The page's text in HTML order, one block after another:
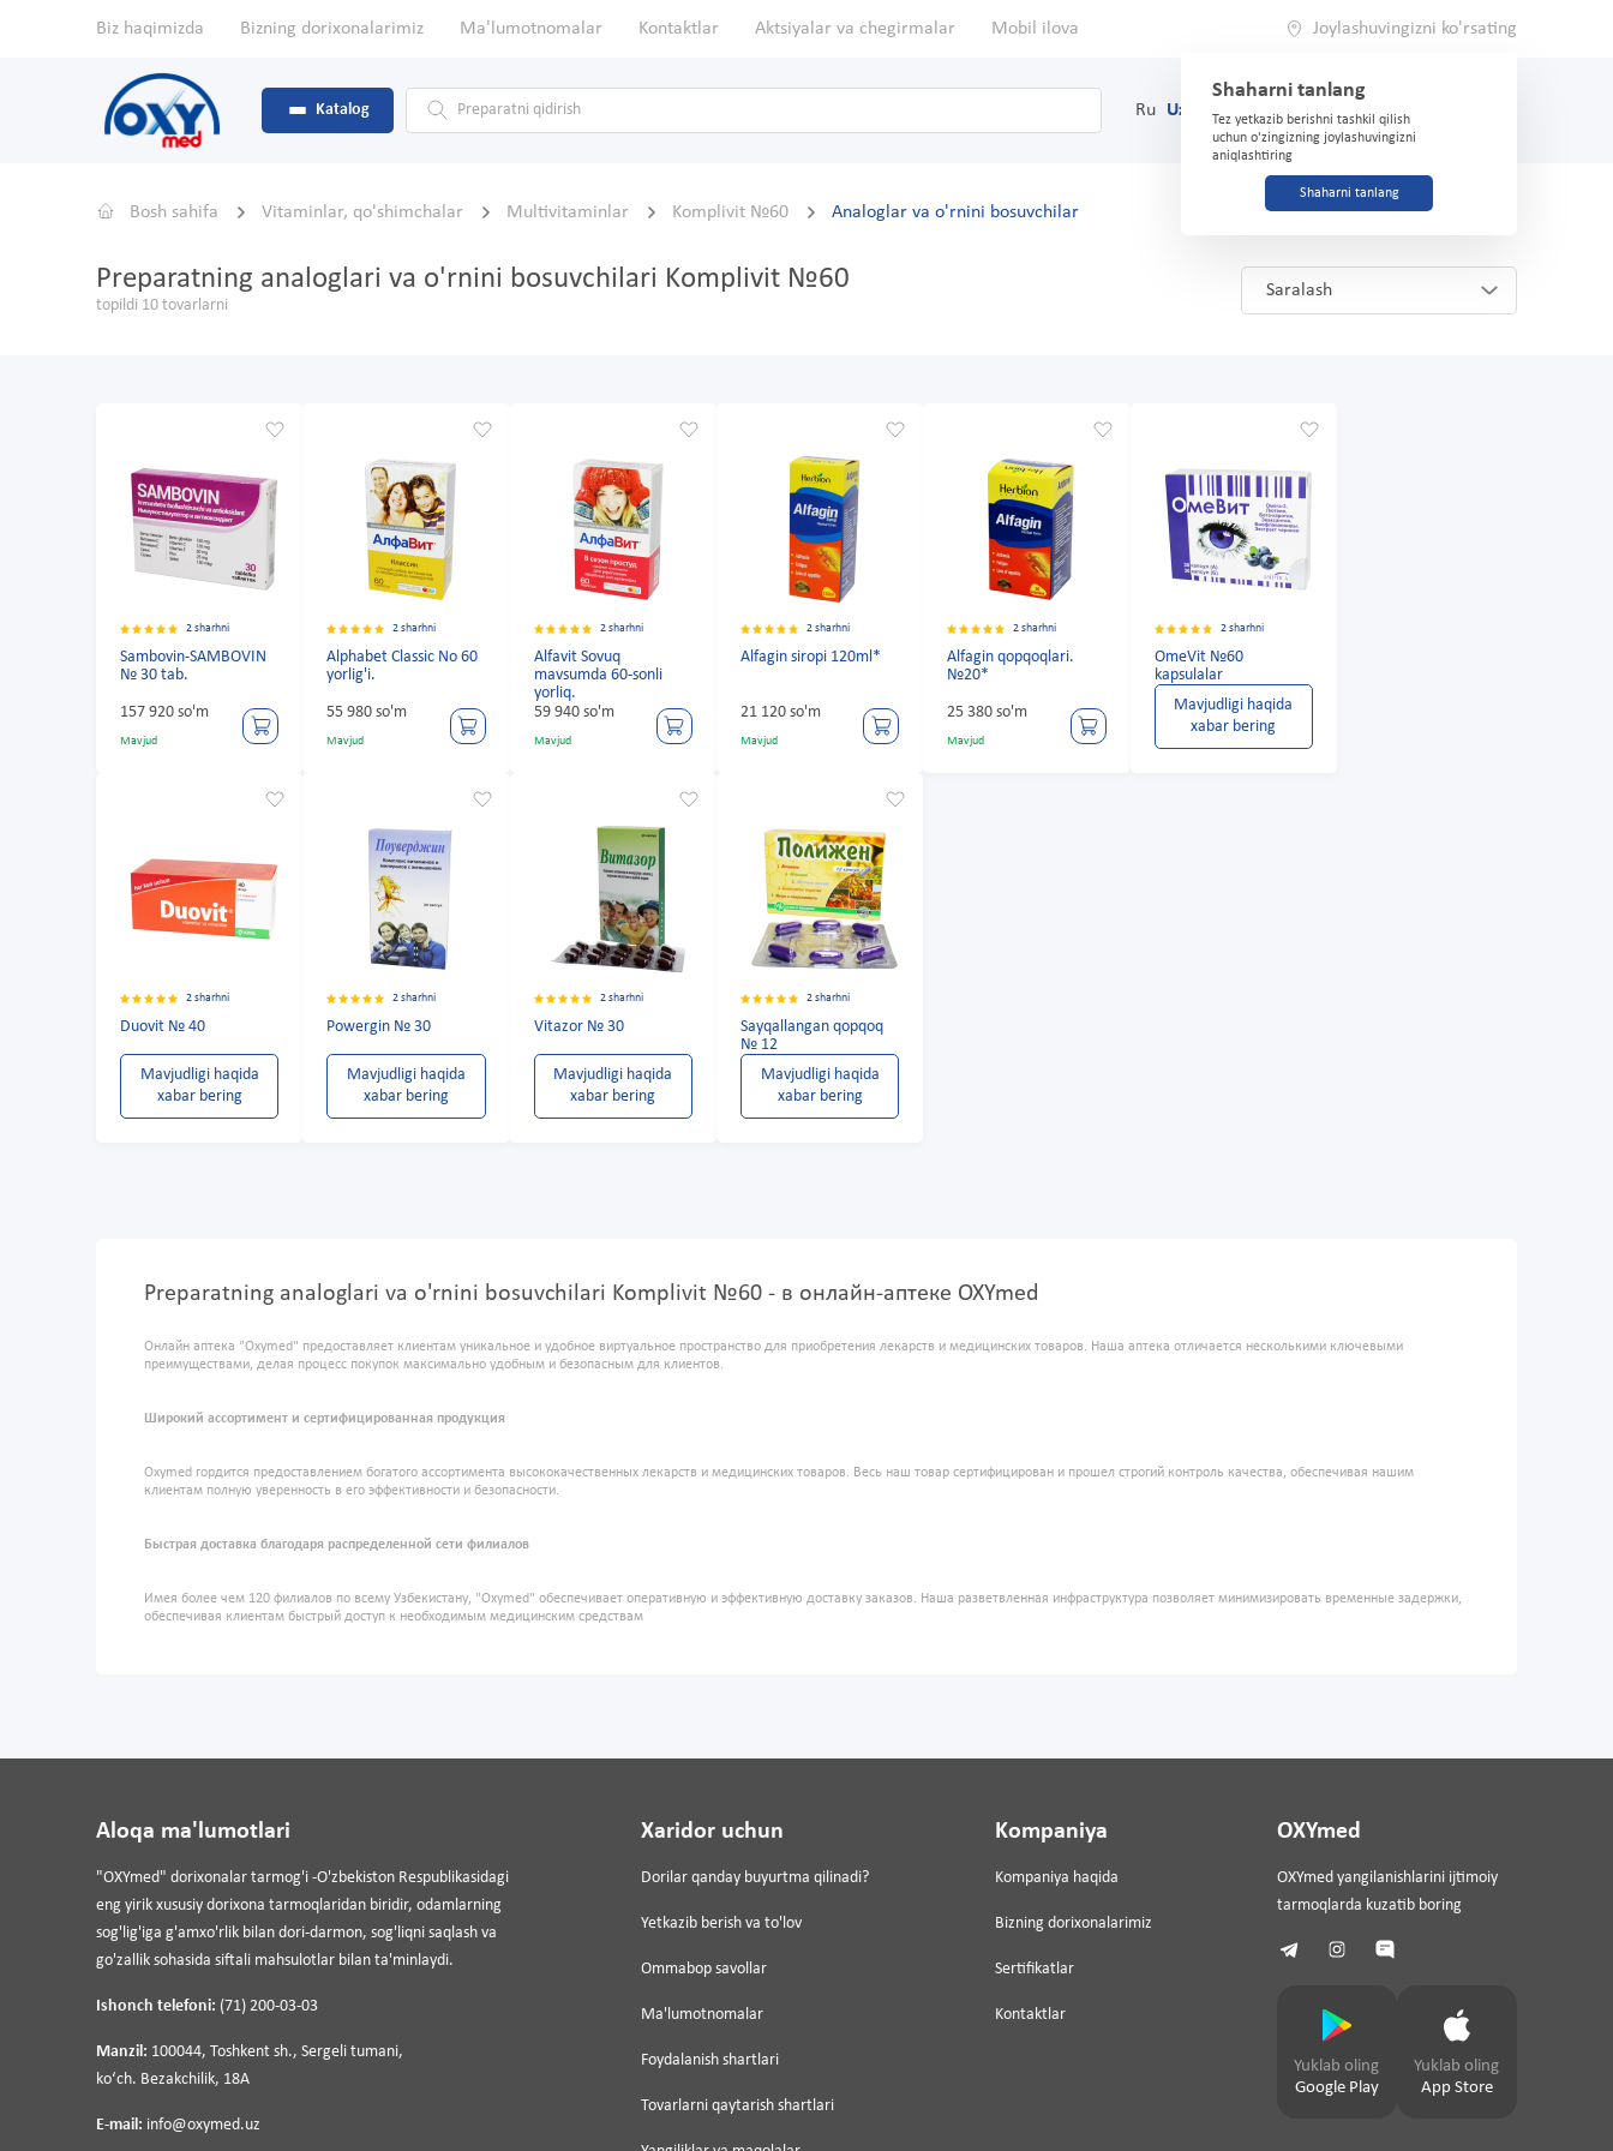
Biz haqimizda Bizning dorixonalarimiz Ma'lumotnomalar Kontaktlar Aktsiyalar va chegirmalar Mobil ilova Joylashuvingizni ko'rsating
Shaharni tanlang
Tez yetkazib berishni tashkil qilish
uchun o'zingizning joylashuvingizni
aniqlashtiring
Shaharni tanlang
Katalog Ru Uz (71) 200-03-03
Bosh sahifa Vitaminlar, qo'shimchalar Multivitaminlar Komplivit №60 Analoglar va o'rnini bosuvchilar
Preparatning analoglari va o'rnini bosuvchilari Komplivit №60
topildi 10 tovarlarni
Saralash
2 sharhni
Sambovin-SAMBOVIN
№ 30 tab.
157 920 so'm
Mavjud
2 sharhni
Alphabet Classic No 60
yorlig'i.
55 980 so'm
Mavjud
2 sharhni
Alfavit Sovuq
mavsumda 60-sonli
yorliq.
59 940 so'm
Mavjud
2 sharhni
Alfagin siropi 120ml*
21 120 so'm
Mavjud
2 sharhni
Alfagin qopqoqlari.
№20*
25 380 so'm
Mavjud
2 sharhni
OmeVit №60
kapsulalar
Mavjudligi haqida
xabar bering
2 sharhni
Duovit № 40
Mavjudligi haqida
xabar bering
2 sharhni
Powergin № 30
Mavjudligi haqida
xabar bering
2 sharhni
Vitazor № 30
Mavjudligi haqida
xabar bering
2 sharhni
Sayqallangan qopqoq
№ 12
Mavjudligi haqida
xabar bering
Preparatning analoglari va o'rnini bosuvchilari Komplivit №60 - в онлайн-аптеке OXYmed
Онлайн аптека "Oxymed" предоставляет клиентам уникальное и удобное виртуальное пространство для приобретения лекарств и медицинских товаров. Наша аптека отличается несколькими ключевыми
преимуществами, делая процесс покупок максимально удобным и безопасным для клиентов.
Широкий ассортимент и сертифицированная продукция
Oxymed гордится предоставлением богатого ассортимента высококачественных лекарств и медицинских товаров. Весь наш товар сертифицирован и прошел строгий контроль качества, обеспечивая нашим
клиентам полную уверенность в его эффективности и безопасности.
Быстрая доставка благодаря распределенной сети филиалов
Имея более чем 120 филиалов по всему Узбекистану, "Oxymed" обеспечивает оперативную и эффективную доставку заказов. Наша разветвленная инфраструктура позволяет минимизировать временные задержки,
обеспечивая клиентам быстрый доступ к необходимым медицинским средствам
Aloqa ma'lumotlari
"OXYmed" dorixonalar tarmog'i -O'zbekiston Respublikasidagi
eng yirik xususiy dorixona tarmoqlaridan biridir, odamlarning
sog'lig'iga g'amxo'rlik bilan dori-darmon, sog'liqni saqlash va
go'zallik sohasida siftali mahsulotlar bilan ta'minlaydi.
Ishonch telefoni: (71) 200-03-03
Manzil: 100044, Toshkent sh., Sergeli tumani,
koʻch. Bezakchilik, 18A
E-mail: info@oxymed.uz
Xaridor uchun
Dorilar qanday buyurtma qilinadi?
Yetkazib berish va to'lov
Ommabop savollar
Ma'lumotnomalar
Foydalanish shartlari
Tovarlarni qaytarish shartlari
Kompaniya
Kompaniya haqida
Bizning dorixonalarimiz
Sertifikatlar
Kontaktlar
OXYmed
OXYmed yangilanishlarini ijtimoiy
tarmoqlarda kuzatib boring
Yuklab oling
Google Play
Yuklab oling
App Store